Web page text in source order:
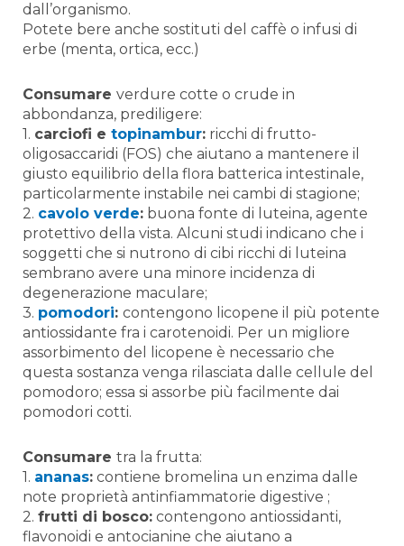
dall’organismo.
Potete bere anche sostituti del caffè o infusi di
erbe (menta, ortica, ecc.)
Consumare verdure cotte o crude in
abbondanza, prediligere:
1. carciofi e topinambur: ricchi di frutto-
oligosaccaridi (FOS) che aiutano a mantenere il
giusto equilibrio della flora batterica intestinale,
particolarmente instabile nei cambi di stagione;
2. cavolo verde: buona fonte di luteina, agente
protettivo della vista. Alcuni studi indicano che i
soggetti che si nutrono di cibi ricchi di luteina
sembrano avere una minore incidenza di
degenerazione maculare;
3. pomodori: contengono licopene il più potente
antiossidante fra i carotenoidi. Per un migliore
assorbimento del licopene è necessario che
questa sostanza venga rilasciata dalle cellule del
pomodoro; essa si assorbe più facilmente dai
pomodori cotti.
Consumare tra la frutta:
1. ananas: contiene bromelina un enzima dalle
note proprietà antinfiammatorie digestive ;
2. frutti di bosco: contengono antiossidanti,
flavonoidi e antocianine che aiutano a